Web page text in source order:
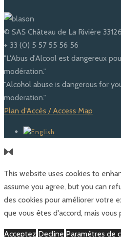
© SAS Château de La Rivière
+ 33 (0) 5 57 55 56 56
"L'Abus d'Alcool est dangereux
modération."
"Alcohol abuse is dangerous for
moderation."
Plan d'Accès / Access Map
This website uses cookies to
assume you agree, but you can
des cookies pour améliorer votre
que vous êtes d'accord, mais vous
Acceptez Decline Paramètres de